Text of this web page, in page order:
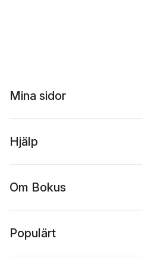
Mina sidor
Hjälp
Om Bokus
Populärt